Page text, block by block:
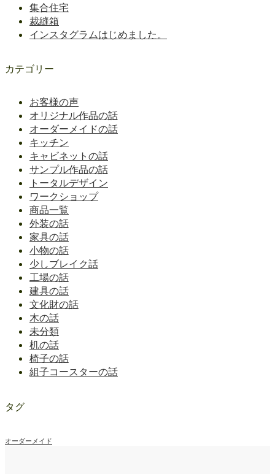
集合住宅
裁縫箱
インスタグラムはじめました。
カテゴリー
お客様の声
オリジナル作品の話
オーダーメイドの話
キッチン
キャビネットの話
サンプル作品の話
トータルデザイン
ワークショップ
商品一覧
外装の話
家具の話
小物の話
少しブレイク話
工場の話
建具の話
文化財の話
木の話
未分類
机の話
椅子の話
組子コースターの話
タグ
オーダーメイド